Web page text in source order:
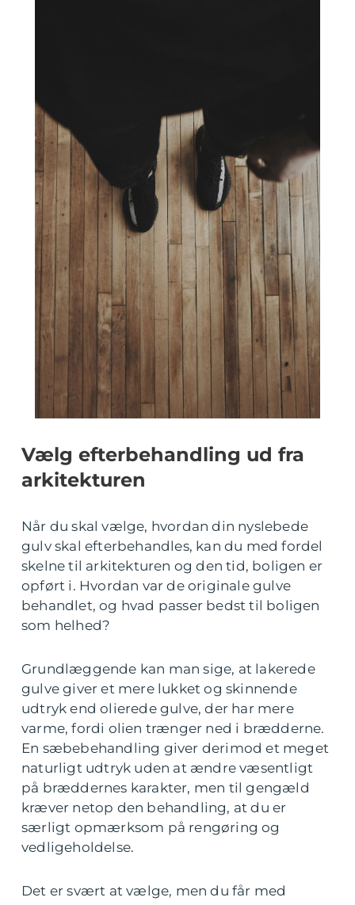
Vælg efterbehandling ud fra
arkitekturen
Når du skal vælge, hvordan din nyslebede
gulv skal efterbehandles, kan du med fordel
skelne til arkitekturen og den tid, boligen er
opført i. Hvordan var de originale gulve
behandlet, og hvad passer bedst til boligen
som helhed?
Grundlæggende kan man sige, at lakerede
gulve giver et mere lukket og skinnende
udtryk end olierede gulve, der har mere
varme, fordi olien trænger ned i brædderne.
En sæbebehandling giver derimod et meget
naturligt udtryk uden at ændre væsentligt
på bræddernes karakter, men til gengæld
kræver netop den behandling, at du er
særligt opmærksom på rengøring og
vedligeholdelse.
Det er svært at vælge, men du får med